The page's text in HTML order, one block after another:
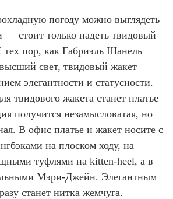
погоду можно выглядеть
— стоит только надеть твидовый
тех пор, как Габриэль Шанель
свет, твидовый жакет
элегантности и статусности.
твидового жакета станет платье
получится незамысловатая, но
В офис платье и жакет носите с
на плоском ходу, на
туфлями на kitten-heel, а в
Мэри-Джейн. Элегантным
станет нитка жемчуга.